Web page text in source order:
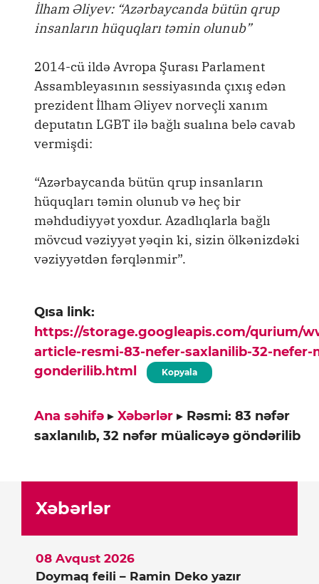
İlham Əliyev: “Azərbaycanda bütün qrup
insanların hüquqları təmin olunub”
2014-cü ildə Avropa Şurası Parlament
Assambleyasının sessiyasında çıxış edən
prezident İlham Əliyev norveçli xanım
deputatın LGBT ilə bağlı sualına belə cavab
vermişdi:
“Azərbaycanda bütün qrup insanların
hüquqları təmin olunub və heç bir
məhdudiyyət yoxdur. Azadlıqlarla bağlı
mövcud vəziyyət yəqin ki, sizin ölkənizdəki
vəziyyətdən fərqlənmir”.
Qısa link:
https://storage.googleapis.com/qurium/
article-resmi-83-nefer-saxlanilib-32-nefer-
gonderilib.html
Kopyala
Ana səhifə ▸ Xəbərlər ▸ Rəsmi: 83 nəfər
saxlanılıb, 32 nəfər müalicəyə göndərilib
Xəbərlər
Doymaq feili – Ramin Deko yazır
08 Avqust 2026